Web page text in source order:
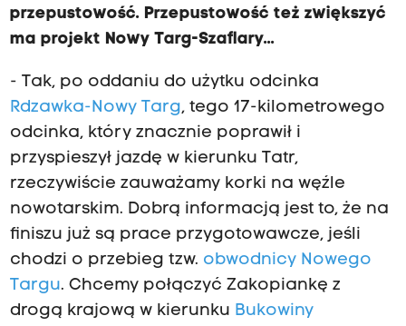
przepustowość. Przepustowość też zwiększyć
ma projekt Nowy Targ-Szaflary...
- Tak, po oddaniu do użytku odcinka
Rdzawka-Nowy Targ, tego 17-kilometrowego
odcinka, który znacznie poprawił i
przyspieszył jazdę w kierunku Tatr,
rzeczywiście zauważamy korki na węźle
nowotarskim. Dobrą informacją jest to, że na
finiszu już są prace przygotowawcze, jeśli
chodzi o przebieg tzw. obwodnicy Nowego
Targu. Chcemy połączyć Zakopiankę z
drogą krajową w kierunku Bukowiny